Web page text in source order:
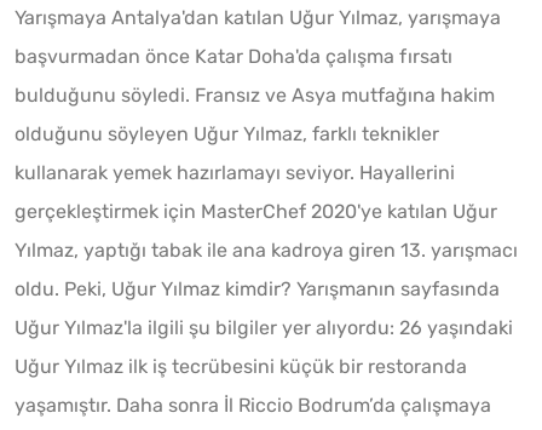
Yarışmaya Antalya'dan katılan Uğur Yılmaz, yarışmaya
başvurmadan önce Katar Doha'da çalışma fırsatı
bulduğunu söyledi. Fransız ve Asya mutfağına hakim
olduğunu söyleyen Uğur Yılmaz, farklı teknikler
kullanarak yemek hazırlamayı seviyor. Hayallerini
gerçekleştirmek için MasterChef 2020'ye katılan Uğur
Yılmaz, yaptığı tabak ile ana kadroya giren 13. yarışmacı
oldu. Peki, Uğur Yılmaz kimdir? Yarışmanın sayfasında
Uğur Yılmaz'la ilgili şu bilgiler yer alıyordu: 26 yaşındaki
Uğur Yılmaz ilk iş tecrübesini küçük bir restoranda
yaşamıştır. Daha sonra İl Riccio Bodrum’da çalışmaya